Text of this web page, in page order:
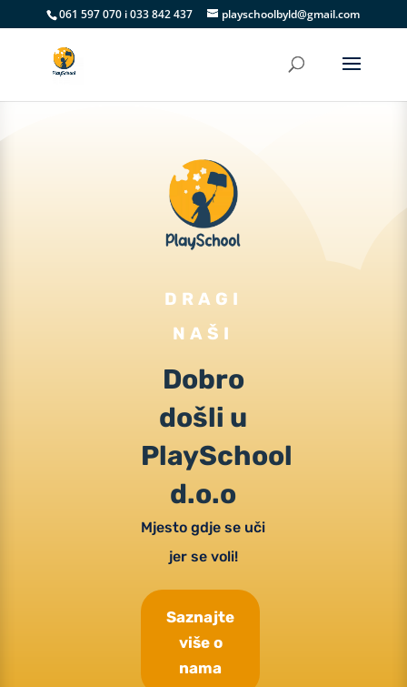
061 597 070 i 033 842 437 playschoolbyld@gmail.com
DRAGI
NAŠI
Dobro
došli u
PlaySchool
d.o.o
Mjesto gdje se uči
jer se voli!
Saznajte
više o
nama